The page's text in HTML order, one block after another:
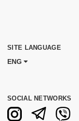
SITE LANGUAGE
ENG
SOCIAL NETWORKS